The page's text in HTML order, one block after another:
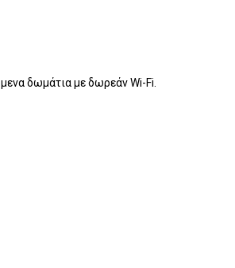
δωμάτια με δωρεάν Wi-Fi.